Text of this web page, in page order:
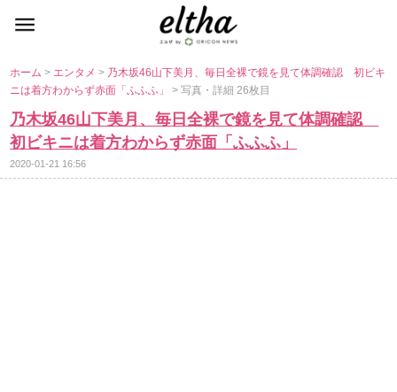
ホーム> エンタメ> 乃木坂46山下美月、毎日全裸で鏡を見て体調確認 初ビキ
ニは着方わからず赤面「ふふふ」> 写真・詳細 26枚目
乃木坂46山下美月、毎日全裸で鏡を見て体調確認
初ビキニは着方わからず赤面「ふふふ」
2020-01-21 16:56